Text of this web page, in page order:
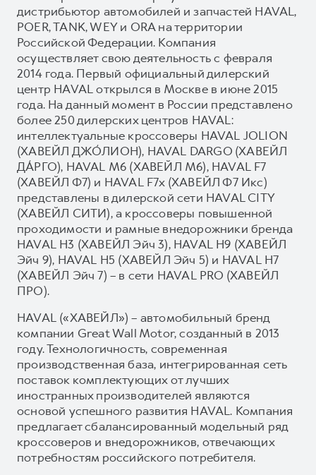
дистрибьютор автомобилей и запчастей HAVAL,
POER, TANK, WEY и ORA на территории
Российской Федерации. Компания
осуществляет свою деятельность с февраля
2014 года. Первый официальный дилерский
центр HAVAL открылся в Москве в июне 2015
года. На данный момент в России представлено
более 250 дилерских центров HAVAL:
интеллектуальные кроссоверы HAVAL JOLION
(ХАВЕЙЛ ДЖО́ЛИОН), HAVAL DARGO (ХАВЕЙЛ
ДА́РГО), HAVAL М6 (ХАВЕЙЛ M6), HAVAL F7
(ХАВЕЙЛ Ф7) и HAVAL F7x (ХАВЕЙЛ Ф7 Икс)
представлены в дилерской сети HAVAL CITY
(ХАВЕЙЛ СИТИ), а кроссоверы повышенной
проходимости и рамные внедорожники бренда
HAVAL H3 (ХАВЕЙЛ Эйч 3), HAVAL H9 (ХАВЕЙЛ
Эйч 9), HAVAL H5 (ХАВЕЙЛ Эйч 5) и HAVAL H7
(ХАВЕЙЛ Эйч 7) – в сети HAVAL PRO (ХАВЕЙЛ
ПРО).
HAVAL («ХАВЕЙЛ») – автомобильный бренд
компании Great Wall Motor, созданный в 2013
году. Технологичность, современная
производственная база, интегрированная сеть
поставок комплектующих от лучших
иностранных производителей являются
основой успешного развития HAVAL. Компания
предлагает сбалансированный модельный ряд
кроссоверов и внедорожников, отвечающих
потребностям российского потребителя.